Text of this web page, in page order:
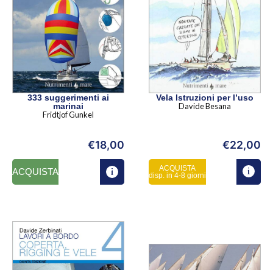
333 suggerimenti ai
marinai
Fridtjof Gunkel
€18,00
ACQUISTA
Vela Istruzioni per l’uso
Davide Besana
€22,00
ACQUISTA
disp. in 4-8 giorni